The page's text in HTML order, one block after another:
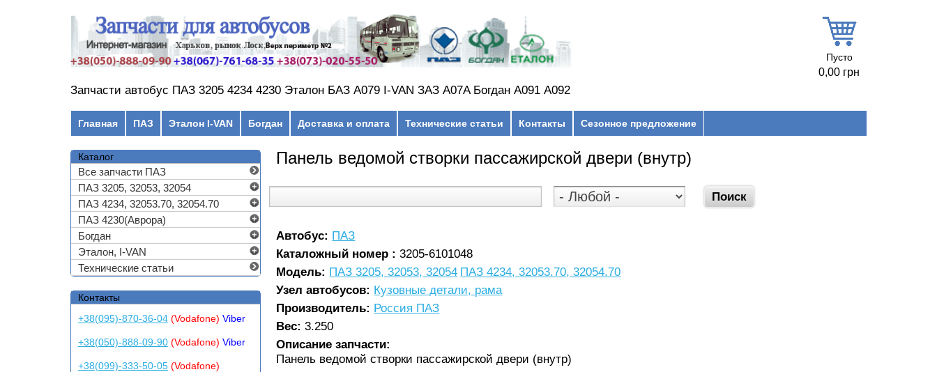
Пусто
0,00 грн
Запчасти автобус ПАЗ 3205 4234 4230 Эталон БАЗ А079 I-VAN ЗАЗ A07A Богдан А091 А092
Главная ПАЗ Эталон I-VAN Богдан Доставка и оплата Технические статьи Контакты Сезонное предложение
Панель ведомой створки пассажирской двери (внутр)
Автобус: ПАЗ
Каталожный номер :3205-6101048
Модель: ПАЗ 3205, 32053, 32054 ПАЗ 4234, 32053.70, 32054.70
Узел автобусов: Кузовные детали, рама
Производитель: Россия ПАЗ
Вес:3.250
Описание запчасти:
Панель ведомой створки пассажирской двери (внутр)
Каталог
Все запчасти ПАЗ
ПАЗ 3205, 32053, 32054
ПАЗ 4234, 32053.70, 32054.70
ПАЗ 4230(Аврора)
Богдан
Эталон, I-VAN
Технические статьи
Контакты
+38(095)-870-36-04(Vodafone) Viber
+38(050)-888-09-90(Vodafone) Viber
+38(099)-333-50-05(Vodafone)